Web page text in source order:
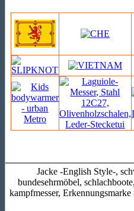
Jacke -English Style-,
bundesehrmöbel,
kampfmesser,